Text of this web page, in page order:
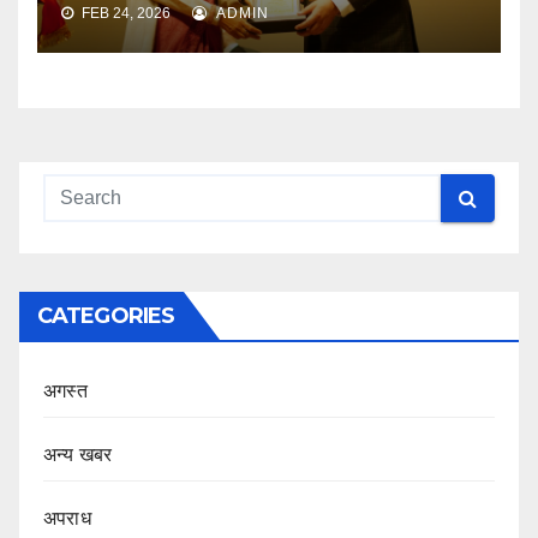
FEB 24, 2026 ADMIN
CATEGORIES
अगस्त
अन्य खबर
अपराध